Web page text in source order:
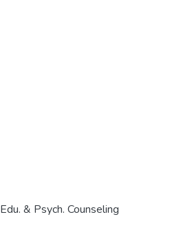
Edu. & Psych. Counseling